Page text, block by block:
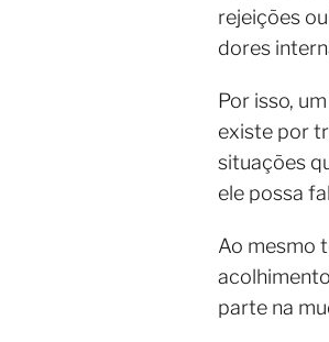
rejeições
dores
Por isso,
existe por
situações
ele possa
Ao mesmo
parte na